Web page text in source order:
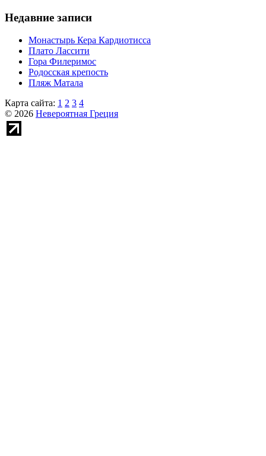
Недавние записи
Монастырь Кера Кардиотисса
Плато Лассити
Гора Филеримос
Родосская крепость
Пляж Матала
Карта сайта: 1 2 3 4
© 2026 Невероятная Греция